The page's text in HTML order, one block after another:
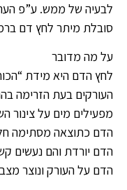
סובלת מיתר לחץ דם
על מה מדובר
לחץ הדם היא מידת
העורקים בעת הזרימה
מפעילים מים על צינור
הדם כתוצאה מסתימה
הדם יורדת והם נעשים
הדם על העורק ונוצר